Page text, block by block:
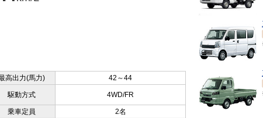
高出力(馬力)
42～44
駆動方式 4WD/FR
乗車定員 2名